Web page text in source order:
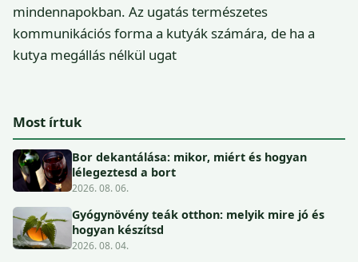
mindennapokban. Az ugatás természetes
kommunikációs forma a kutyák számára, de ha a
kutya megállás nélkül ugat
Most írtuk
Bor dekantálása: mikor, miért és hogyan
lélegeztesd a bort
2026. 08. 06.
Gyógynövény teák otthon: melyik mire jó és
hogyan készítsd
2026. 08. 04.